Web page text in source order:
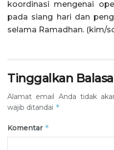
koordinasi mengenai
pada siang hari dan
selama Ramadhan. (kim/
Tinggalkan
Alamat email Anda tidak
wajib ditandai *
Komentar *